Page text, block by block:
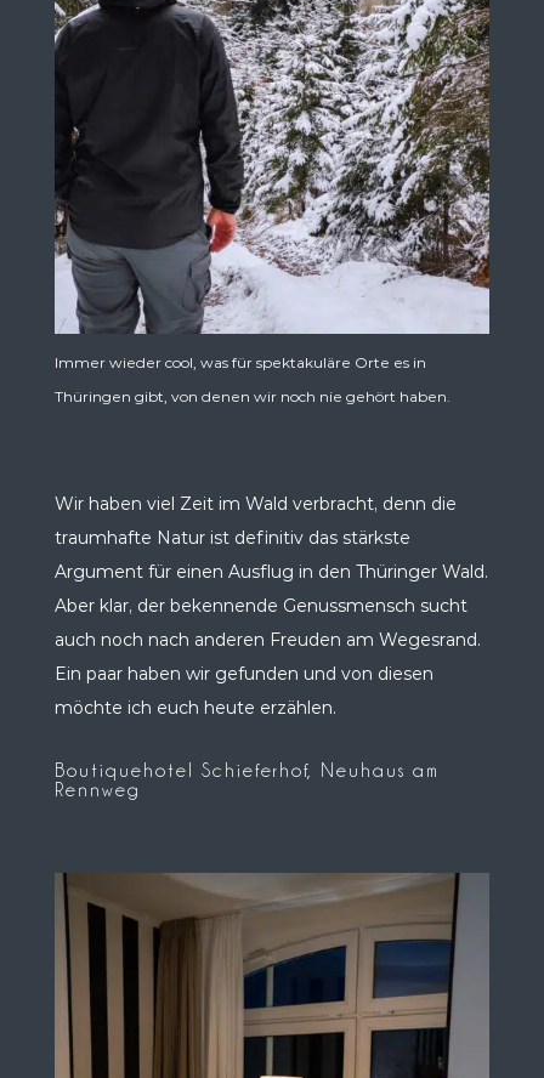
Immer wieder cool, was für spektakuläre Orte es in
Thüringen gibt, von denen wir noch nie gehört haben.
Wir haben viel Zeit im Wald verbracht, denn die
traumhafte Natur ist definitiv das stärkste
Argument für einen Ausflug in den Thüringer Wald.
Aber klar, der bekennende Genussmensch sucht
auch noch nach anderen Freuden am Wegesrand.
Ein paar haben wir gefunden und von diesen
möchte ich euch heute erzählen.
Boutiquehotel Schieferhof, Neuhaus am
Rennweg